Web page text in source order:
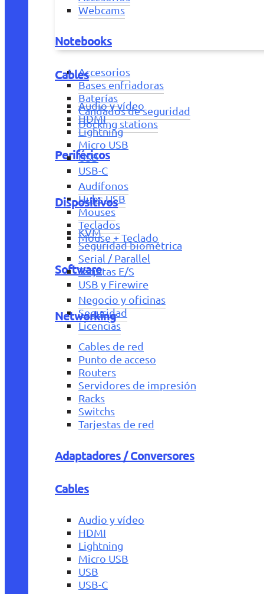
Webcams
Notebooks
Accesorios
Bases enfriadoras
Baterías
Candados de seguridad
Docking stations
Periféricos
Audífonos
Hubs USB
Mouses
Teclados
Mouse + Teclado
Software
Negocio y oficinas
Seguridad
Licencias
Cables
Audio y vídeo
HDMI
Lightning
Micro USB
USB
USB-C
Dispositivos
KVM
Seguridad biométrica
Serial / Parallel
Tarjetas E/S
USB y Firewire
Networking
Cables de red
Punto de acceso
Routers
Servidores de impresión
Racks
Switchs
Tarjestas de red
Adaptadores / Conversores
Cables
Audio y vídeo
HDMI
Lightning
Micro USB
USB
USB-C